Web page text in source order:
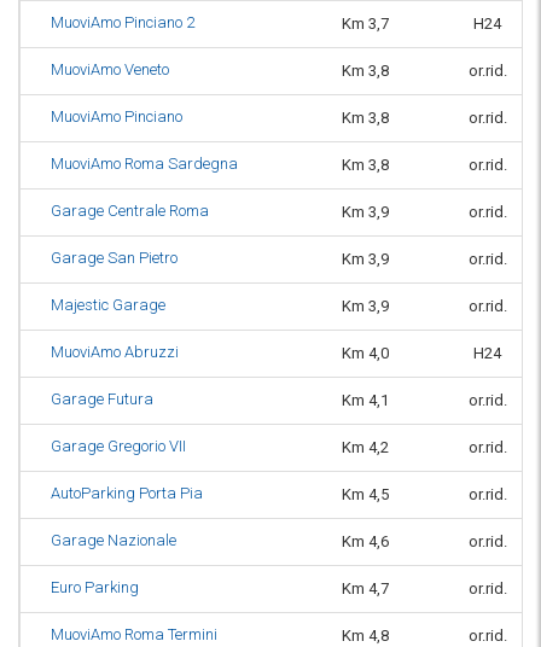
MuoviAmo Pinciano 2 Km 3,7 H24
MuoviAmo Veneto Km 3,8 or.rid.
MuoviAmo Pinciano Km 3,8 or.rid.
MuoviAmo Roma Sardegna Km 3,8 or.rid.
Garage Centrale Roma Km 3,9 or.rid.
Garage San Pietro Km 3,9 or.rid.
Majestic Garage Km 3,9 or.rid.
MuoviAmo Abruzzi Km 4,0 H24
Garage Futura Km 4,1 or.rid.
Garage Gregorio VII Km 4,2 or.rid.
AutoParking Porta Pia Km 4,5 or.rid.
Garage Nazionale Km 4,6 or.rid.
Euro Parking Km 4,7 or.rid.
MuoviAmo Roma Termini Km 4,8 or.rid.